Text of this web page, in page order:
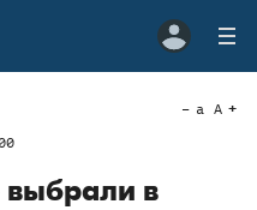
a A
выбрали в